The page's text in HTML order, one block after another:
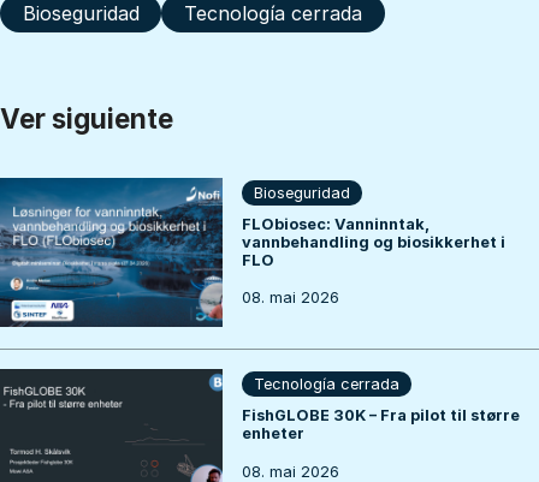
Ver siguiente
Bioseguridad
FLObiosec: Vanninntak,
vannbehandling og biosikkerhet i
FLO
08. mai 2026
Tecnología cerrada
FishGLOBE 30K – Fra pilot til større
enheter
08. mai 2026
Bioseguridad Tecnología cerrada